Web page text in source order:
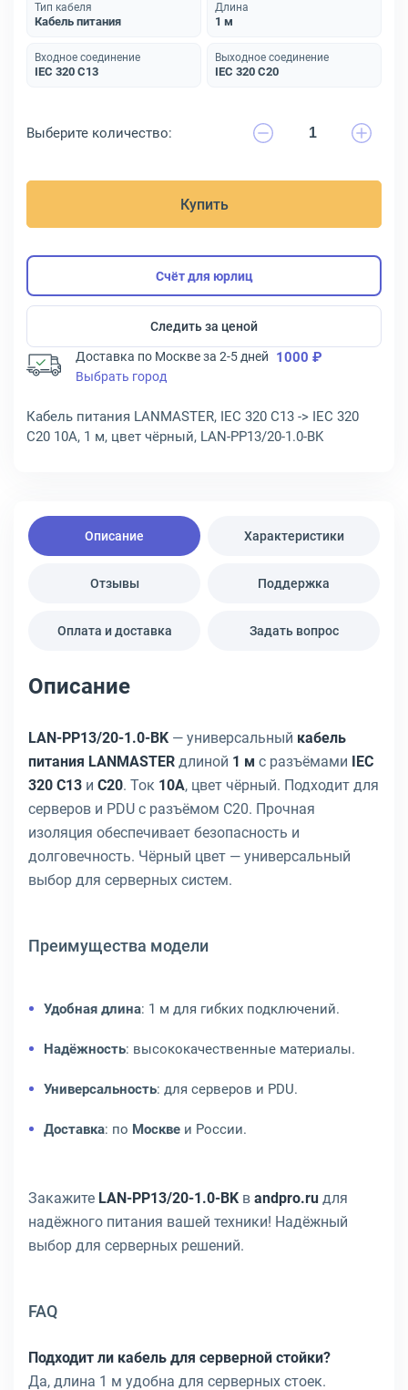
Тип кабеля
Кабель питания
Длина
1 м
Входное соединение
IEC 320 C13
Выходное соединение
IEC 320 C20
Выберите количество:
Купить
Счёт для юрлиц
Следить за ценой
Доставка по Москве за 2-5 дней 1000 ₽
Выбрать город
Кабель питания LANMASTER, IEC 320 C13 -> IEC 320
C20 10A, 1 м, цвет чёрный, LAN-PP13/20-1.0-BK
Описание Характеристики
Отзывы Поддержка
Оплата и доставка Задать вопрос
Описание
LAN-PP13/20-1.0-BK — универсальный кабель
питания LANMASTER длиной 1 м с разъёмами IEC
320 C13 и C20. Ток 10A, цвет чёрный. Подходит для
серверов и PDU с разъёмом C20. Прочная
изоляция обеспечивает безопасность и
долговечность. Чёрный цвет — универсальный
выбор для серверных систем.
Преимущества модели
Удобная длина: 1 м для гибких подключений.
Надёжность: высококачественные материалы.
Универсальность: для серверов и PDU.
Доставка: по Москве и России.
Закажите LAN-PP13/20-1.0-BK в andpro.ru для
надёжного питания вашей техники! Надёжный
выбор для серверных решений.
FAQ
Подходит ли кабель для серверной стойки?
Да, длина 1 м удобна для серверных стоек.